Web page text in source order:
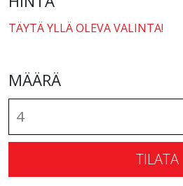
TÄYTÄ YLLÄ OLEVA VALINTA!
MÄÄRÄ
TILATA